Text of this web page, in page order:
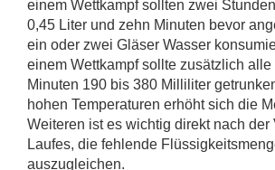
einem Wettkampf sollten zwei
0,45 Liter und zehn Minuten bevor
ein oder zwei Gläser Wasser
einem Wettkampf sollte zusätzlich alle
Minuten 190 bis 380 Milliliter
hohen Temperaturen erhöht sich die
Weiteren ist es wichtig direkt nach der
Laufes, die fehlende
auszugleichen.